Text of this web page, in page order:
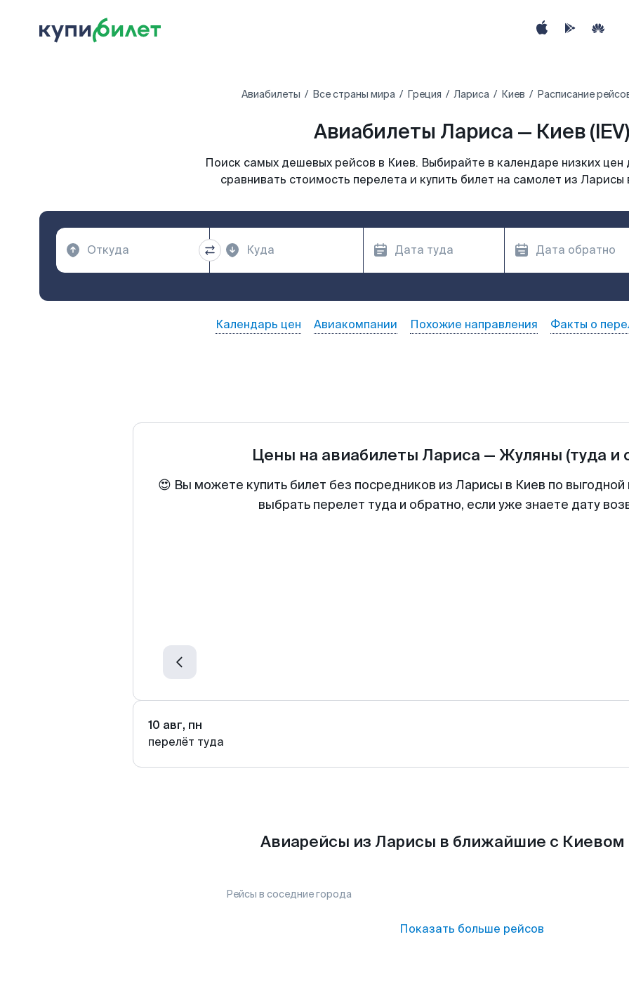
Авиабилеты Все страны мира Греция Лариса Киев Расписание
Авиабилеты Лариса — Киев (IEV)
Поиск самых дешевых рейсов в Киев. Выбирайте в календаре низких цен
сравнивать стоимость перелета и купить билет на самолет из Ларисы
Календарь цен Авиакомпании Похожие направления Факты о
Цены на авиабилеты Лариса — Жуляны (туда и
😍 Вы можете купить билет без посредников из Ларисы в Киев по
выбрать перелет туда и обратно, если уже знаете дату
10 авг, пн
перелёт туда
Авиарейсы из Ларисы в ближайшие с Киевом
Рейсы в соседние города
Показать больше рейсов